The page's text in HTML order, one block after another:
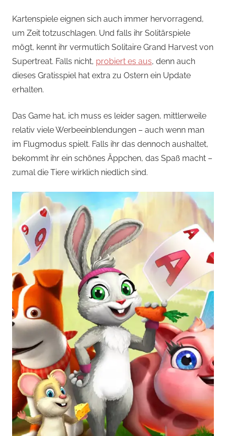
Kartenspiele eignen sich auch immer hervorragend,
um Zeit totzuschlagen. Und falls ihr Solitärspiele
mögt, kennt ihr vermutlich Solitaire Grand Harvest von
Supertreat. Falls nicht, probiert es aus, denn auch
dieses Gratisspiel hat extra zu Ostern ein Update
erhalten.
Das Game hat, ich muss es leider sagen, mittlerweile
relativ viele Werbeeinblendungen – auch wenn man
im Flugmodus spielt. Falls ihr das dennoch aushaltet,
bekommt ihr ein schönes Äppchen, das Spaß macht –
zumal die Tiere wirklich niedlich sind.